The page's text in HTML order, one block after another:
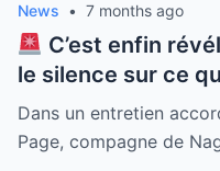
News • 7 months ago
C’est enfin
le silence sur ce
en coulisses avec
que tout le monde
Dans un entretien
Page, compagne de